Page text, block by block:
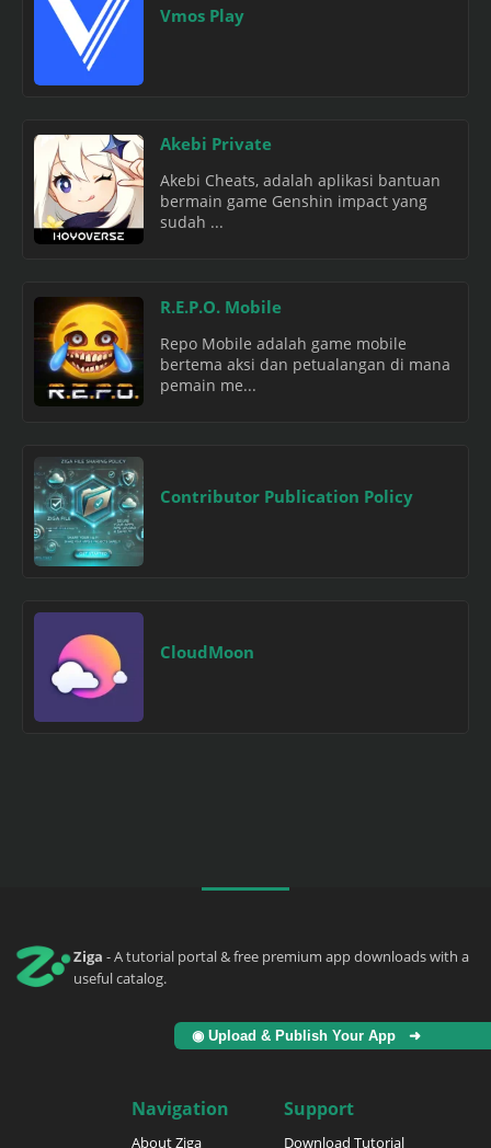
Vmos Play
Akebi Private
Akebi Cheats, adalah aplikasi bantuan
bermain game Genshin impact yang
sudah ...
R.E.P.O. Mobile
Repo Mobile adalah game mobile
bertema aksi dan petualangan di mana
pemain me...
Contributor Publication Policy
CloudMoon
Ziga - A tutorial portal & free premium app downloads with a
useful catalog.
◉ Upload & Publish Your App ➜
Navigation
About Ziga
Support
Download Tutorial